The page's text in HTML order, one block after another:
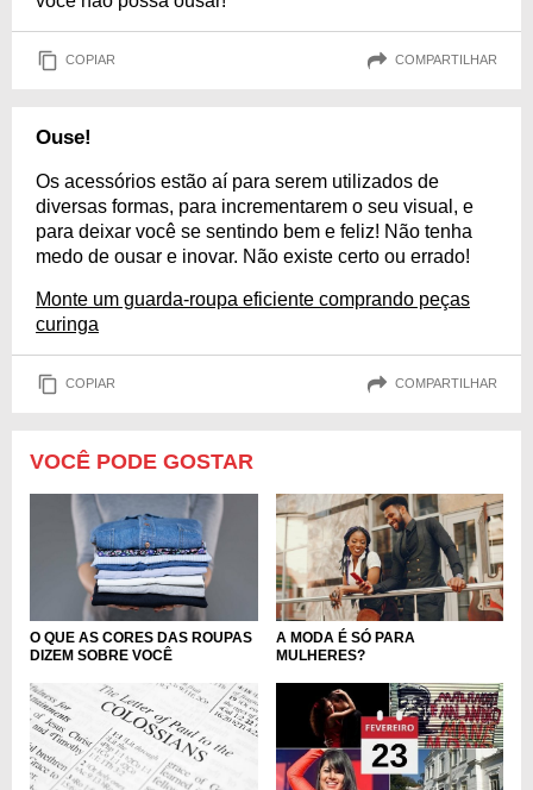
COPIAR COMPARTILHAR
Ouse!
Os acessórios estão aí para serem utilizados de
diversas formas, para incrementarem o seu visual, e
para deixar você se sentindo bem e feliz! Não tenha
medo de ousar e inovar. Não existe certo ou errado!
Monte um guarda-roupa eficiente comprando peças
curinga
COPIAR COMPARTILHAR
VOCÊ PODE GOSTAR
O QUE AS CORES DAS ROUPAS
DIZEM SOBRE VOCÊ
A MODA É SÓ PARA
MULHERES?